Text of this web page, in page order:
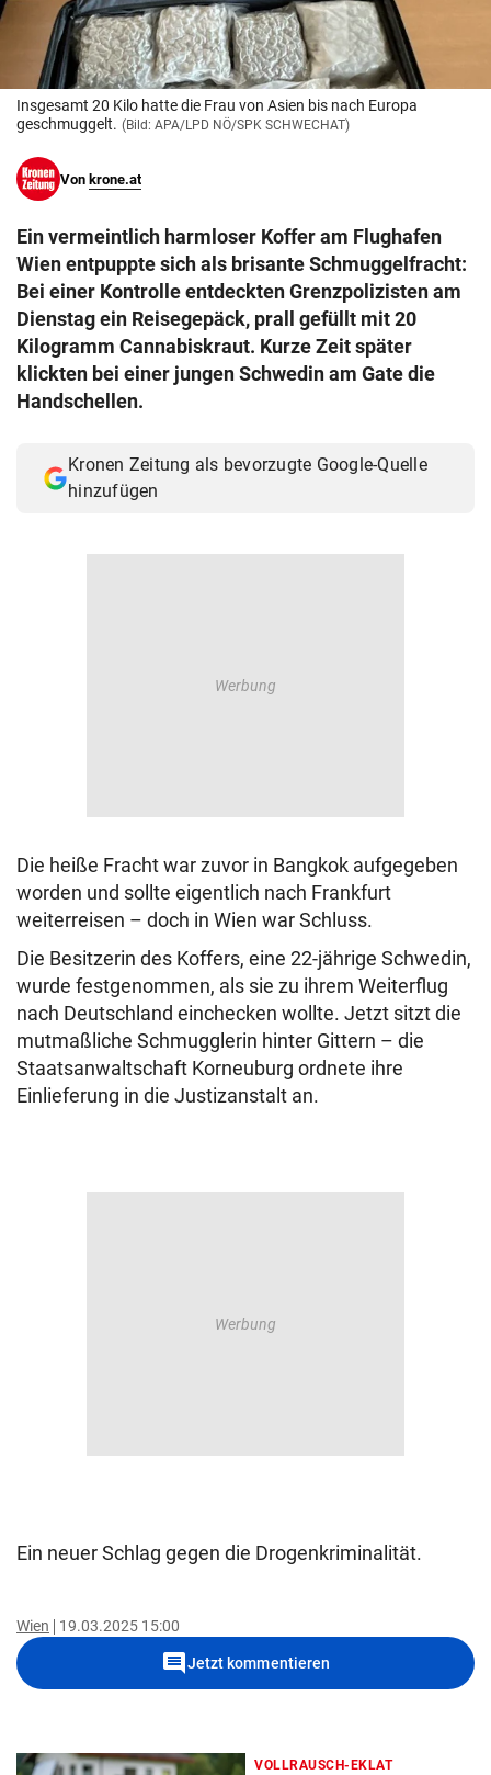
© Krone Multimedia GmbH & Co KG 2026
Muthgasse 2, 1190 Wien
Insgesamt 20 Kilo hatte die Frau von Asien bis nach Europa
geschmuggelt. (Bild: APA/LPD NÖ/SPK SCHWECHAT)
Von krone.at
Ein vermeintlich harmloser Koffer am Flughafen
Wien entpuppte sich als brisante Schmuggelfracht:
Bei einer Kontrolle entdeckten Grenzpolizisten am
Dienstag ein Reisegepäck, prall gefüllt mit 20
Kilogramm Cannabiskraut. Kurze Zeit später
klickten bei einer jungen Schwedin am Gate die
Handschellen.
Kronen Zeitung als bevorzugte Google-Quelle
hinzufügen
Die heiße Fracht war zuvor in Bangkok aufgegeben
worden und sollte eigentlich nach Frankfurt
weiterreisen – doch in Wien war Schluss.
Die Besitzerin des Koffers, eine 22-jährige Schwedin,
wurde festgenommen, als sie zu ihrem Weiterflug
nach Deutschland einchecken wollte. Jetzt sitzt die
mutmaßliche Schmugglerin hinter Gittern – die
Staatsanwaltschaft Korneuburg ordnete ihre
Einlieferung in die Justizanstalt an.
Ein neuer Schlag gegen die Drogenkriminalität.
Wien 19.03.2025 15:00
commentJetzt kommentieren
VOLLRAUSCH-EKLAT